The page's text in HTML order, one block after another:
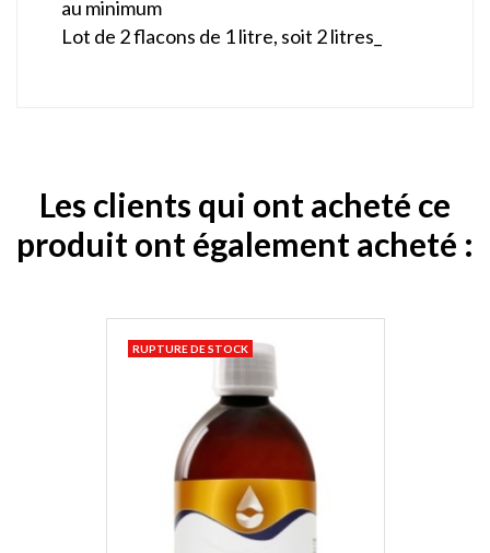
au minimum
Lot de 2 flacons de 1 litre, soit 2 litres_
Les clients qui ont acheté ce
produit ont également acheté :
RUPTURE DE STOCK